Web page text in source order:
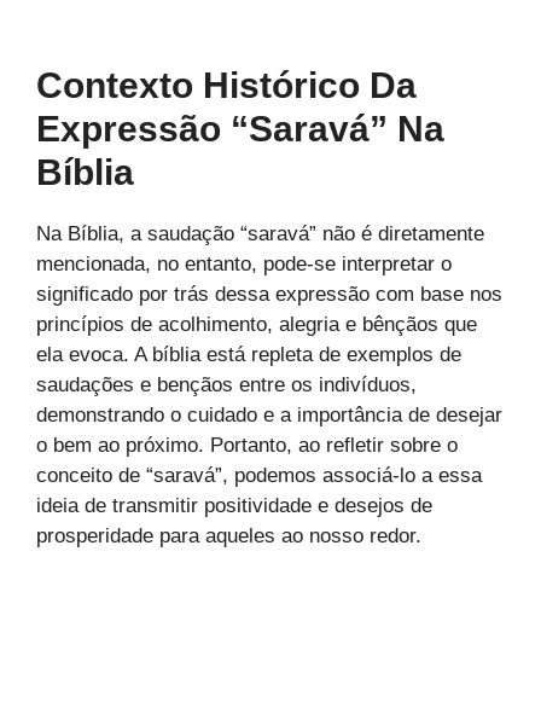
Contexto Histórico Da
Expressão “Saravá” Na
Bíblia
Na Bíblia, a saudação “saravá” não é diretamente
mencionada, no entanto, pode-se interpretar o
significado por trás dessa expressão com base nos
princípios de acolhimento, alegria e bênçãos que
ela evoca. A bíblia está repleta de exemplos de
saudações e bençãos entre os indivíduos,
demonstrando o cuidado e a importância de desejar
o bem ao próximo. Portanto, ao refletir sobre o
conceito de “saravá”, podemos associá-lo a essa
ideia de transmitir positividade e desejos de
prosperidade para aqueles ao nosso redor.